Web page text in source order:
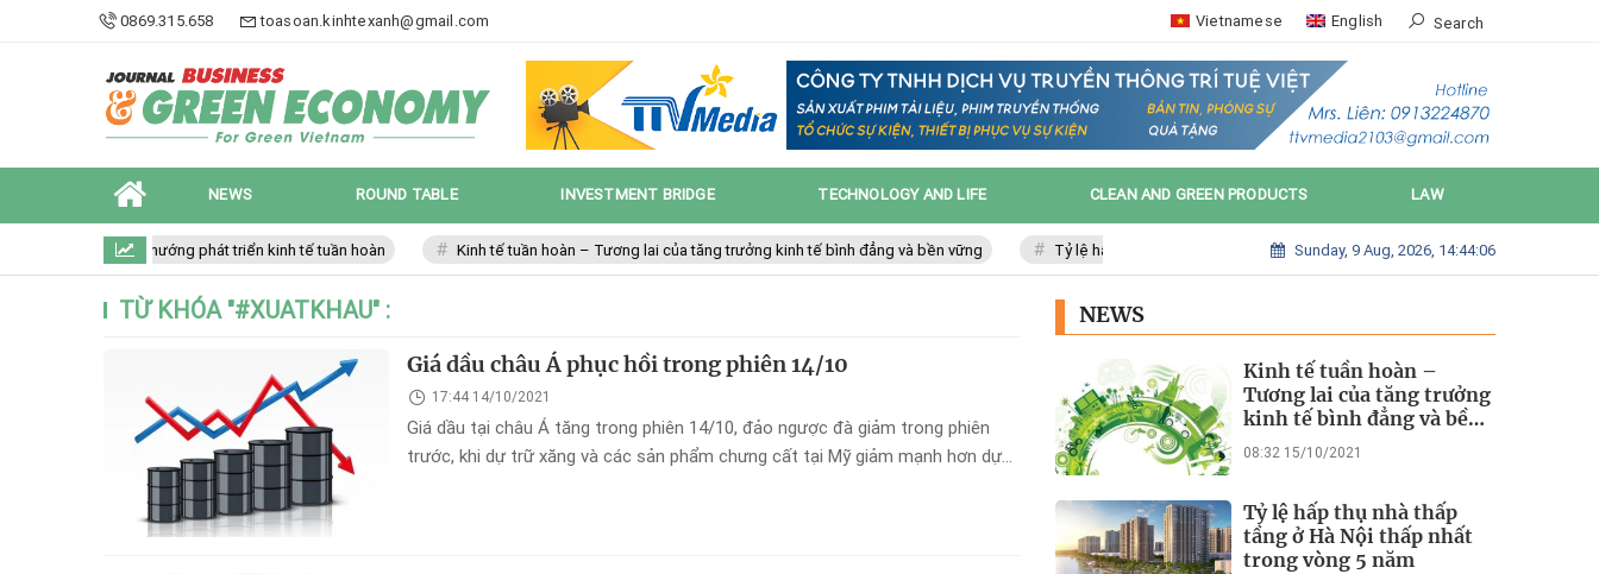
0869.315.658 toasoan.kinhtexanh@gmail.com Vietnamese English Search
Xu hướng phát triển kinh tế tuần hoàn Kinh tế tuần hoàn – Tương lai của tăng trưởng kinh tế bình đẳng và bền vững Tỷ lệ hấp thụ nhà thấp tầng ở Hà Nội thấp nhất trong vòng 5 năm
Sunday, 9 Aug, 2026, 14:44:06
NEWS ROUND TABLE INVESTMENT BRIDGE TECHNOLOGY AND LIFE CLEAN AND GREEN PRODUCTS LAW
TỪ KHÓA "#XUATKHAU" :
Giá dầu châu Á phục hồi trong phiên 14/10
17:44 14/10/2021
Giá dầu tại châu Á tăng trong phiên 14/10, đảo ngược đà giảm trong phiên
trước, khi dự trữ xăng và các sản phẩm chưng cất tại Mỹ giảm mạnh hơn dự
NEWS
Kinh tế tuần hoàn –
Tương lai của tăng trưởng
kinh tế bình đẳng và bền
vững
08:32 15/10/2021
Tỷ lệ hấp thụ nhà thấp
tầng ở Hà Nội thấp nhất
trong vòng 5 năm